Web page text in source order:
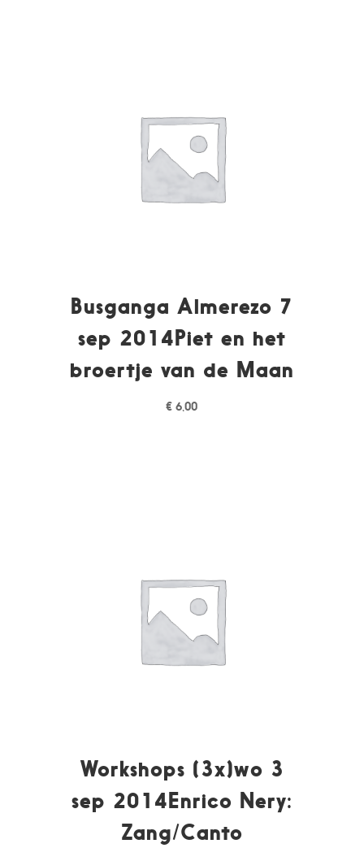
Busganga Almerezo 7
sep 2014Piet en het
broertje van de Maan
€ 6,00
Workshops (3x)wo 3
sep 2014Enrico Nery:
Zang/Canto